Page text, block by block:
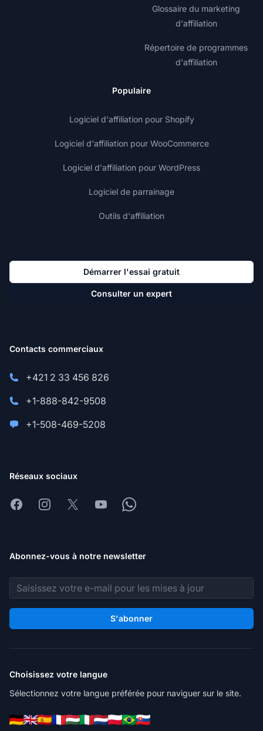
Glossaire du marketing
d'affiliation
Répertoire de programmes
d'affiliation
Populaire
Logiciel d'affiliation pour Shopify
Logiciel d'affiliation pour WooCommerce
Logiciel d'affiliation pour WordPress
Logiciel de parrainage
Outils d'affiliation
Démarrer l'essai gratuit
Consulter un expert
Contacts commerciaux
+421 2 33 456 826
+1-888-842-9508
+1-508-469-5208
Réseaux sociaux
FacebookInstagram
X YoutubeWhatsapp
Abonnez-vous à notre newsletter
Adresse e-mail
S'abonner
Choisissez votre langue
Sélectionnez votre langue préférée pour naviguer sur le site.